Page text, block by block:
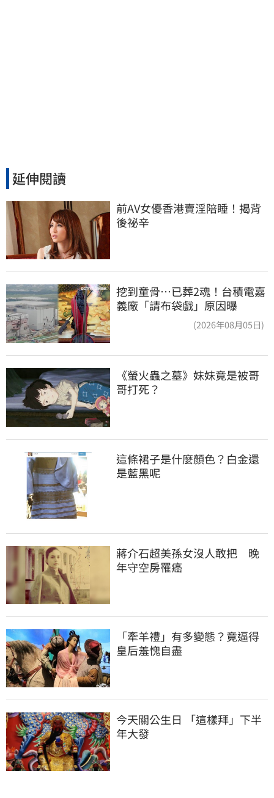
延伸閱讀
前AV女優香港賣淫陪睡！揭背
後祕辛
挖到童骨…已葬2魂！台積電嘉
義廠「請布袋戲」原因曝
(2026年08月05日)
《螢火蟲之墓》妹妹竟是被哥
哥打死？
這條裙子是什麼顏色？白金還
是藍黑呢
蔣介石超美孫女沒人敢把　晚
年守空房罹癌
「牽羊禮」有多變態？竟逼得
皇后羞愧自盡
今天關公生日 「這樣拜」下半
年大發